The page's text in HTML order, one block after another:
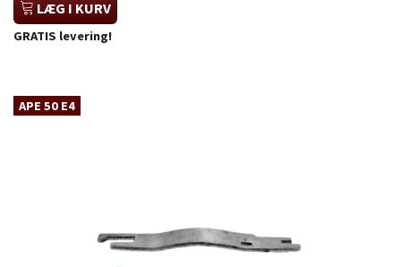
LÆG I KURV
GRATIS levering!
APE 50 E4